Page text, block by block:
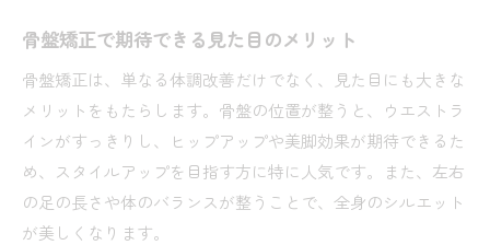
骨盤矯正で期待できる見た目のメリット
骨盤矯正は、単なる体調改善だけでなく、見た目にも大きな
メリットをもたらします。骨盤の位置が整うと、ウエストラ
インがすっきりし、ヒップアップや美脚効果が期待できるた
め、スタイルアップを目指す方に特に人気です。また、左右
の足の長さや体のバランスが整うことで、全身のシルエット
が美しくなります。